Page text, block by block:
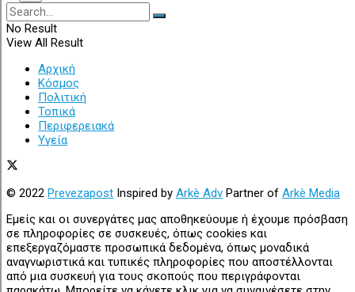
No Result
View All Result
Αρχική
Κόσμος
Πολιτική
Τοπικά
Περιφερειακά
Υγεία
© 2022 Prevezapost Inspired by Arkè Adv Partner of Arkè Media
Εμείς και οι συνεργάτες μας αποθηκεύουμε ή έχουμε πρόσβαση
σε πληροφορίες σε συσκευές, όπως cookies και
επεξεργαζόμαστε προσωπικά δεδομένα, όπως μοναδικά
αναγνωριστικά και τυπικές πληροφορίες που αποστέλλονται
από μια συσκευή για τους σκοπούς που περιγράφονται